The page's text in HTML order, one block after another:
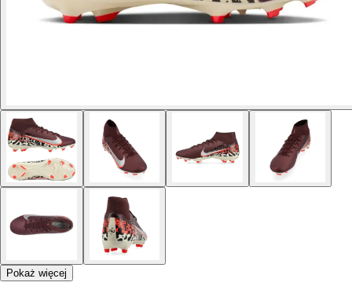
Pokaż więcej